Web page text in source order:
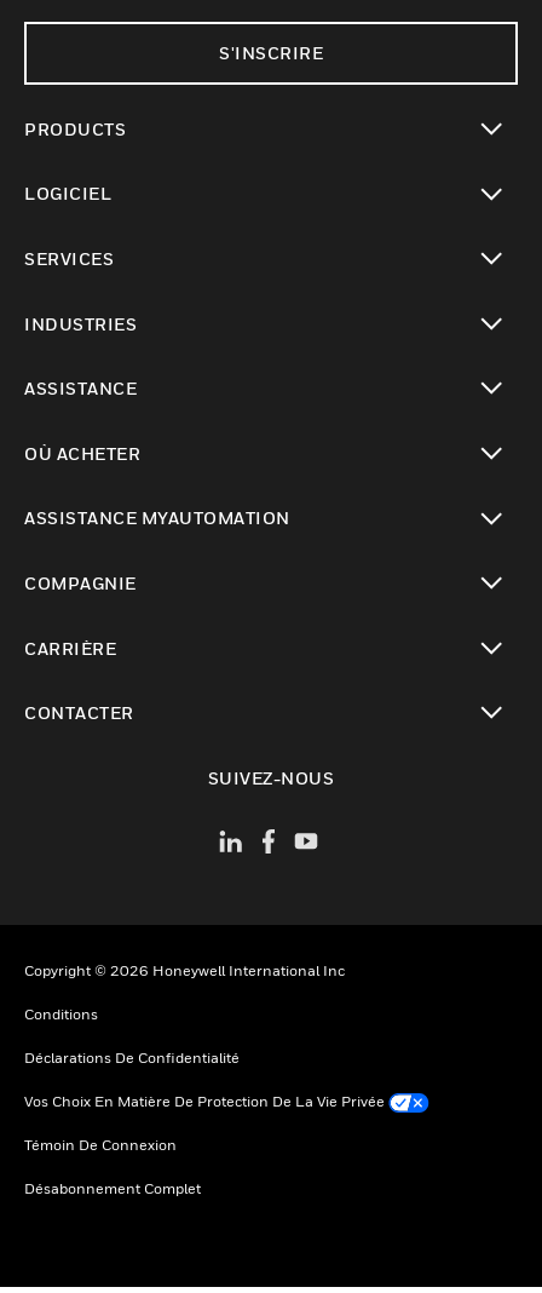
S'INSCRIRE
PRODUCTS
LOGICIEL
SERVICES
INDUSTRIES
ASSISTANCE
OÙ ACHETER
ASSISTANCE MYAUTOMATION
COMPAGNIE
CARRIÈRE
CONTACTER
SUIVEZ-NOUS
Copyright © 2026 Honeywell International Inc
Conditions
Déclarations De Confidentialité
Vos Choix En Matière De Protection De La Vie Privée
Témoin De Connexion
Désabonnement Complet